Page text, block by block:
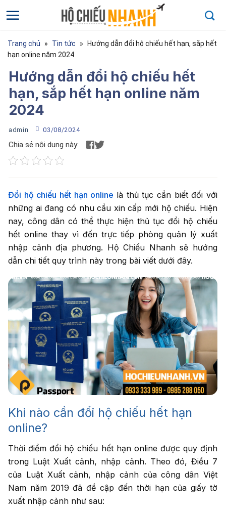
qua
dung
Trang chủ » Tin tức »
Hướng dẫn đổi hộ chiếu hết hạn, sắp hết
hạn online năm 2024
Hướng dẫn đổi hộ chiếu hết
hạn, sắp hết hạn online năm
2024
admin 03/08/2024
Chia sẻ nội dung này:
Đổi hộ chiếu hết hạn online là thủ tục cần biết đối với
những ai đang có nhu cầu xin cấp mới hộ chiếu. Hiện
nay, công dân có thể thực hiện thủ tục đổi hộ chiếu
hết online thay vì đến trực tiếp phòng quản lý xuất
nhập cảnh địa phương. Hộ Chiếu Nhanh sẽ hướng
dẫn chi tiết quy trình này trong bài viết dưới đây.
Khi nào cần đổi hộ chiếu hết hạn
online?
Thời điểm đổi hộ chiếu hết hạn online được quy định
trong Luật Xuất cảnh, nhập cảnh. Theo đó, Điều 7
của Luật Xuất cảnh, nhập cảnh của công dân Việt
Nam năm 2019 đã đề cập đến thời hạn của giấy tờ
xuất nhập cảnh như sau:
Điện thoại*
Nhập số điện thoại
cần được tư vấn
vấn*
Tư vấn
cho tôi